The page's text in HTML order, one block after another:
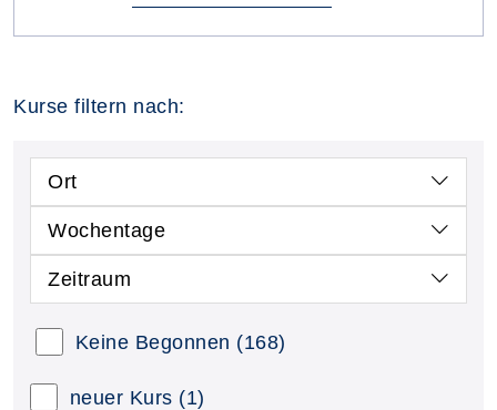
Kurse filtern nach:
Ort
Wochentage
Zeitraum
Keine Begonnen (168)
neuer Kurs (1)